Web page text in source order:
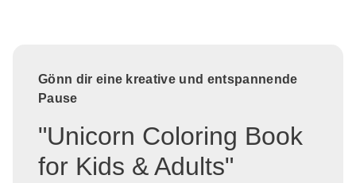
Gönn dir eine kreative und entspannende
Pause
"Unicorn Coloring Book
for Kids & Adults"